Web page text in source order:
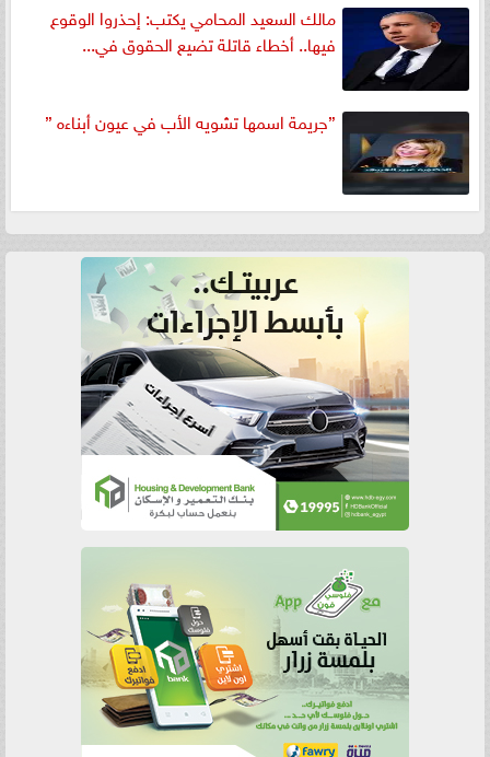
مالك السعيد المحامي يكتب: إحذروا الوقوع
فيها.. أخطاء قاتلة تضيع الحقوق في...
”جريمة اسمها تشويه الأب في عيون أبناءه ”